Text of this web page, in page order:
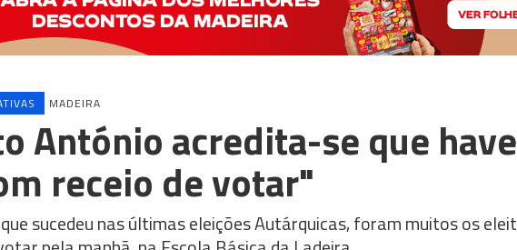
MADEIRA
António acredita-se que
receio de votar"
sucedeu nas últimas eleições Autárquicas, foram muitos os